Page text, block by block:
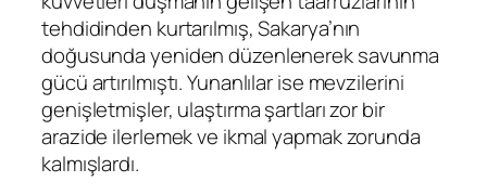
tehdidinden kurtarılmış, Sakarya’nın
doğusunda yeniden düzenlenerek savunma
gücü artırılmıştı. Yunanlılar ise mevzilerini
genişletmişler, ulaştırma şartları zor bir
arazide ilerlemek ve ikmal yapmak zorunda
kalmışlardı.